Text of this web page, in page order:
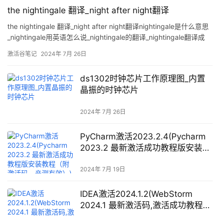
the nightingale 翻译_night after night翻译
the nightingale 翻译_night after night翻译nightingale是什么意思
_nightingale用英语怎么说_nightingale的翻译_nightingale翻译成
音,nightingale的用法,nightingale的例句全部夜莺
激活谷笔记 2024年 7月 26日
ds1302时钟芯片工作原理图_内置
晶振的时钟芯片
2024年 7月 26日
PyCharm激活2023.2.4(Pycharm
2023.2 最新激活成功教程版安装教
2024年 7月 19日
IDEA激活2024.1.2(WebStorm
2024.1 最新激活码,激活成功教程版